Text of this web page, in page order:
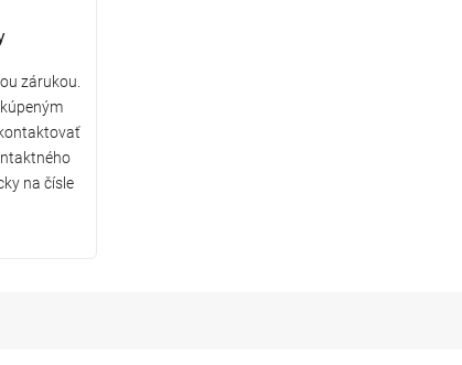
zárukou.
na čísle